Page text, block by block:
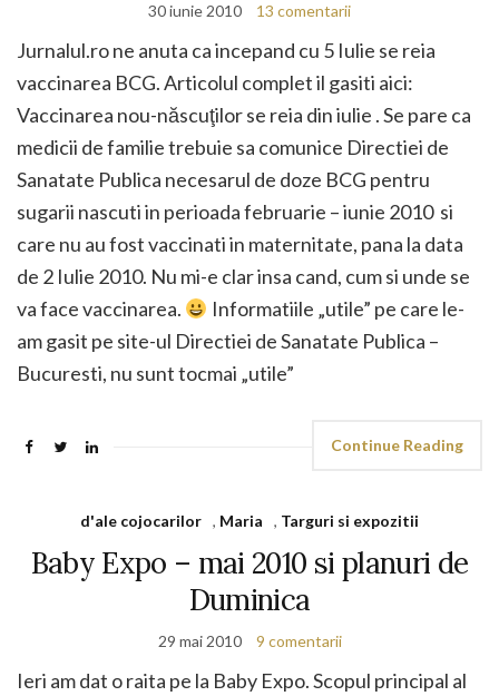
30 iunie 2010 13 comentarii
Jurnalul.ro ne anuta ca incepand cu 5 Iulie se reia
vaccinarea BCG. Articolul complet il gasiti aici:
Vaccinarea nou-născuţilor se reia din iulie . Se pare ca
medicii de familie trebuie sa comunice Directiei de
Sanatate Publica necesarul de doze BCG pentru
sugarii nascuti in perioada februarie – iunie 2010 si
care nu au fost vaccinati in maternitate, pana la data
de 2 Iulie 2010. Nu mi-e clar insa cand, cum si unde se
va face vaccinarea.
Informatiile „utile” pe care le-
am gasit pe site-ul Directiei de Sanatate Publica –
Bucuresti, nu sunt tocmai „utile”
Continue Reading
d'ale cojocarilor , Maria , Targuri si expozitii
Baby Expo – mai 2010 si planuri de
Duminica
29 mai 2010 9 comentarii
Ieri am dat o raita pe la Baby Expo. Scopul principal al